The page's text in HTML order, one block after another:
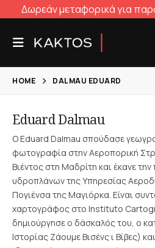
Δωρεάν μεταφορικά για
HOME DALMAU EDUARD
Eduard Dalmau
Ο Eduard Dalmau σπούδασε
φωτογραφία στην Αεροπορική
Βιέντος στη Μαδρίτη και έκανε
υδροπλάνων της Υπηρεσίας
Πογιένσα της Μαγιόρκα. Είναι
χαρτογράφος στο Instituto
δημιούργησε ο δάσκαλός του, ο
Ιστορίας Ζάουμε Βισένς ι Βίβες)